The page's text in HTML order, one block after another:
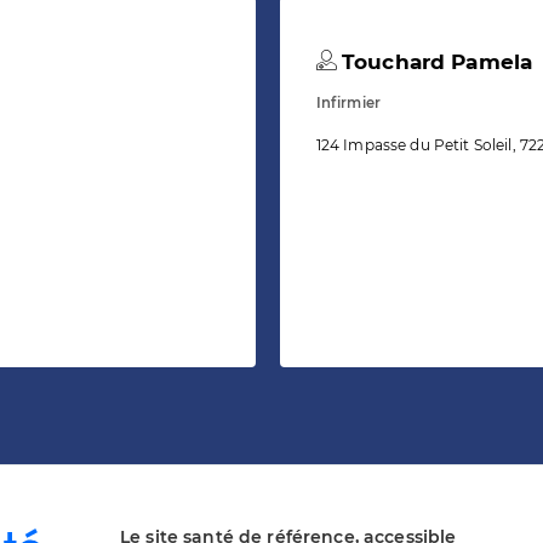
Touchard Pamela
Infirmier
124 Impasse du Petit Soleil,
Le site santé de référence, accessible